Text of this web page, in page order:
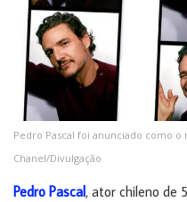
Pedro Pascal foi anunciado como
Chanel/Divulgação
Pedro Pascal, ator chileno de